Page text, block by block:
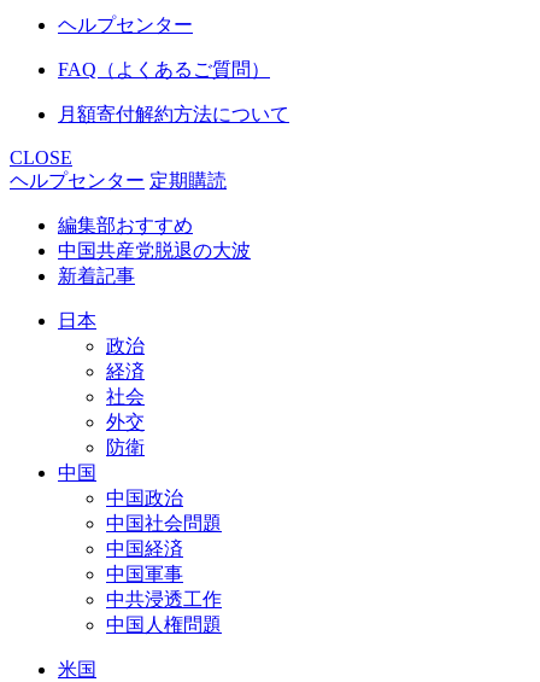
ヘルプセンター
FAQ（よくあるご質問）
月額寄付解約方法について
CLOSE
ヘルプセンター 定期購読
編集部おすすめ
中国共産党脱退の大波
新着記事
日本
政治
経済
社会
外交
防衛
中国
中国政治
中国社会問題
中国経済
中国軍事
中共浸透工作
中国人権問題
米国